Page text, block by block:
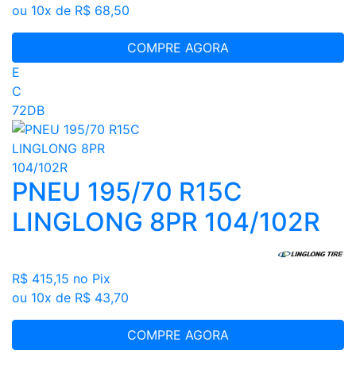
ou 10x de R$ 68,50
COMPRE AGORA
E
C
72DB
PNEU 195/70 R15C
LINGLONG 8PR 104/102R
R$ 415,15 no Pix
ou 10x de R$ 43,70
COMPRE AGORA